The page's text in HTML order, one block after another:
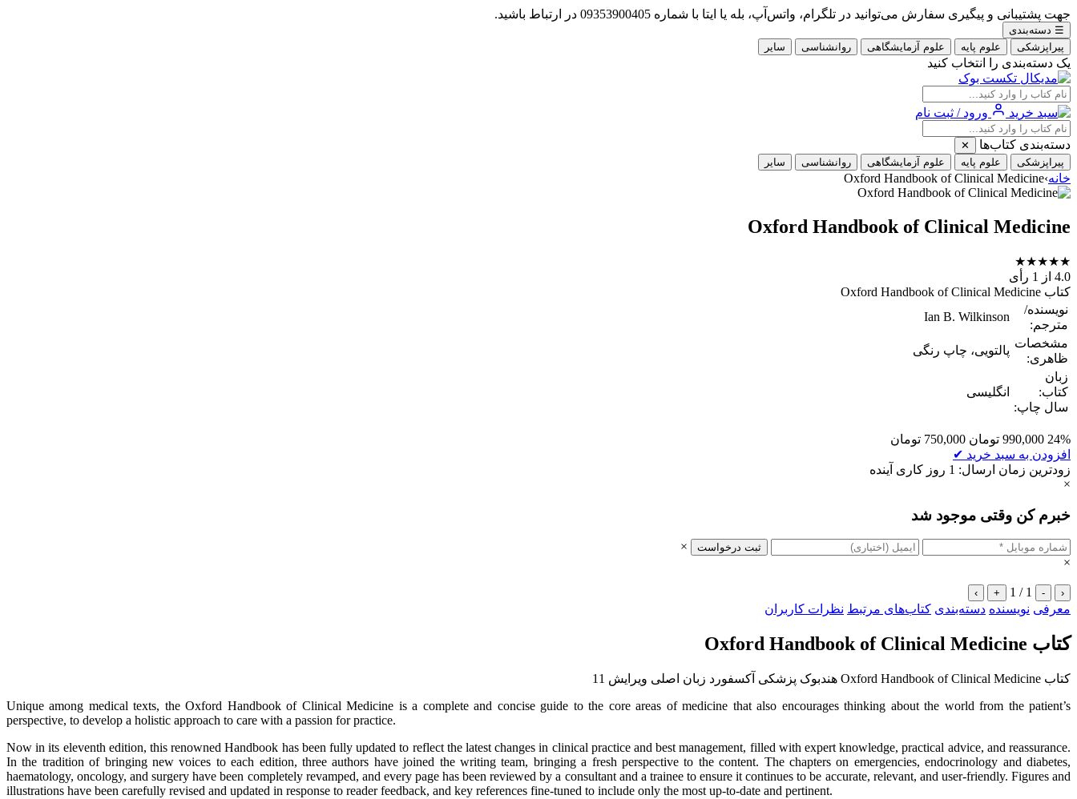
جهت پشتیبانی و پیگیری سفارش می‌توانید در تلگرام، واتس‌آپ، بله یا ایتا با شماره 09353900405 در ارتباط باشید.
☰ دسته‌بندی
پیراپزشکی
علوم پایه علوم آزمایشگاهی روانشناسی سایر
یک دسته‌بندی را انتخاب کنید
ورود / ثبت نام
دسته‌بندی کتاب‌ها
✕
پیراپزشکی
علوم پایه علوم آزمایشگاهی روانشناسی سایر
خانه›
Oxford Handbook of Clinical Medicine
Oxford Handbook of Clinical Medicine
★
★
★
★
★
4.0 از 1 رأی
کتاب Oxford Handbook of Clinical Medicine
نویسنده/
مترجم:
Ian B. Wilkinson
مشخصات
ظاهری:
پالتویی، چاپ رنگی
زبان
کتاب:
سال چاپ:
انگلیسی
24%
990,000 تومان 750,000 تومان
افزودن به سبد خرید ✔
زودترین زمان ارسال: 1 روز کاری آینده
×
خبرم کن وقتی موجود شد
ثبت درخواست
×
×
‹
-
1 / 1
+
›
معرفی نویسنده دسته‌بندی کتاب‌های مرتبط نظرات کاربران
کتاب Oxford Handbook of Clinical Medicine
کتاب Oxford Handbook of Clinical Medicine هندبوک پزشکی آکسفورد زبان اصلی ویرایش 11
Unique among medical texts, the Oxford Handbook of Clinical Medicine is a complete and concise guide to the core areas of medicine that also encourages thinking about the world from the patient’s
perspective, to develop a holistic approach to care with a passion for practice.
Now in its eleventh edition, this renowned Handbook has been fully updated to reflect the latest changes in clinical practice and best management, filled with expert knowledge, practical advice, and reassurance.
In the tradition of bringing new voices to each edition, three authors have joined the writing team, bringing a fresh perspective to the content. The chapters on emergencies, endocrinology and diabetes,
haematology, oncology, and surgery have been completely revamped, and every page has been reviewed by a consultant and a trainee to ensure it continues to be accurate, relevant, and user-friendly. Figures and
illustrations have been carefully revised and updated in response to reader feedback, and key references fine-tuned to include only the most up-to-date and pertinent.